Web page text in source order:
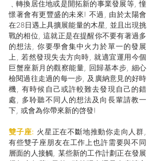
﹑轉換居住地或是開拓新的事業發展等, 憧
憬著會有更豐盛的未來! 不過, 由於太陽會
在28日遇上具擴展能量的木星, 並且出現挑
戰的相位, 這就正是在提醒你不要有著過多
的想法, 你要學會集中火力於單一的發展
上, 若然發現失去方向時, 就適宜運用今個
巨蟹座新月的觀察能量, 回歸基本步, 細心
檢閱過往走過的每一步, 及廣納意見的好時
機, 有時候自己或許較難去發現自己的錯
處, 多聆聽不同人的想法及向長輩請教一
下, 或會為你帶來新的啓發!
雙子座: 火星正在不斷地推動你走向人群,
有些雙子座朋友在工作上也許需要與不同
層面的人接觸, 某些新的工作計劃正在發展